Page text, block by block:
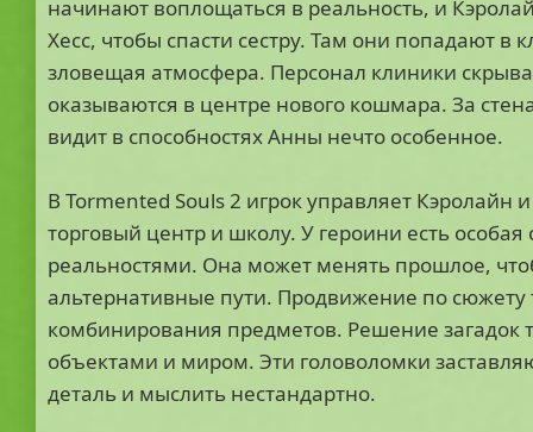
начинают воплощаться в реальность, и
Хесс, чтобы спасти сестру. Там они попадают в
зловещая атмосфера. Персонал клиники
оказываются в центре нового кошмара. За
видит в способностях Анны нечто особенное.
В Tormented Souls 2 игрок управляет Кэролайн
торговый центр и школу. У героини есть
реальностями. Она может менять прошлое,
альтернативные пути. Продвижение по
комбинирования предметов. Решение загадок
объектами и миром. Эти головоломки
деталь и мыслить нестандартно.